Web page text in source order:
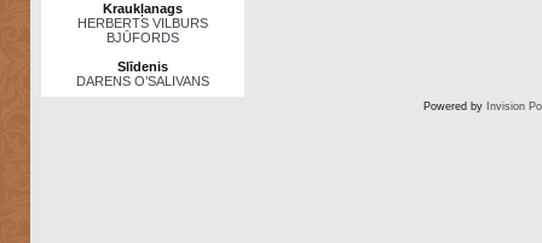
Kraukļanags
HERBERTS VILBURS
BJŪFORDS
Slīdenis
DARENS O’SALIVANS
Powered by Invision